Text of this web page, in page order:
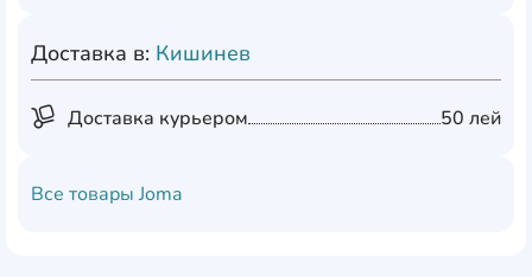
Доставка в: Кишинев
Доставка курьером 50 лей
Все товары Joma